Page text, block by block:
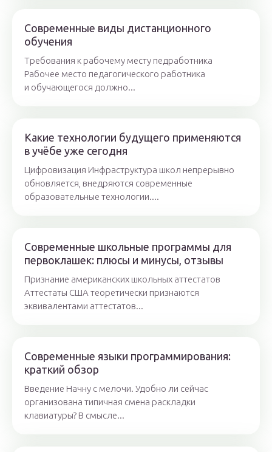
Современные виды дистанционного
обучения
Требования к рабочему месту педработника
Рабочее место педагогического работника
и обучающегося должно...
Какие технологии будущего применяются
в учёбе уже сегодня
Цифровизация Инфраструктура школ непрерывно
обновляется, внедряются современные
образовательные технологии....
Современные школьные программы для
первоклашек: плюсы и минусы, отзывы
Признание американских школьных аттестатов
Аттестаты США теоретически признаются
эквивалентами аттестатов...
Современные языки программирования:
краткий обзор
Введение Начну с мелочи. Удобно ли сейчас
организована типичная смена раскладки
клавиатуры? В смысле...